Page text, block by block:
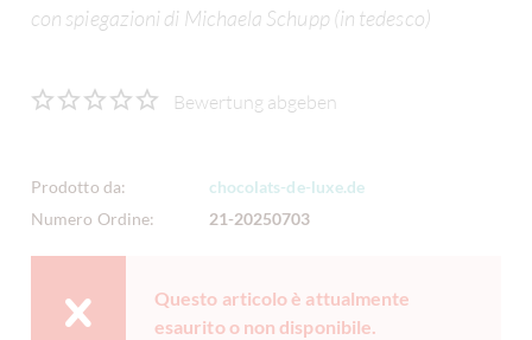
con spiegazioni di Michaela Schupp (in tedesco)
Bewertung abgeben
Prodotto da:
chocolats-de-luxe.de
Numero Ordine:
21-20250703
Questo articolo è attualmente
esaurito o non disponibile.